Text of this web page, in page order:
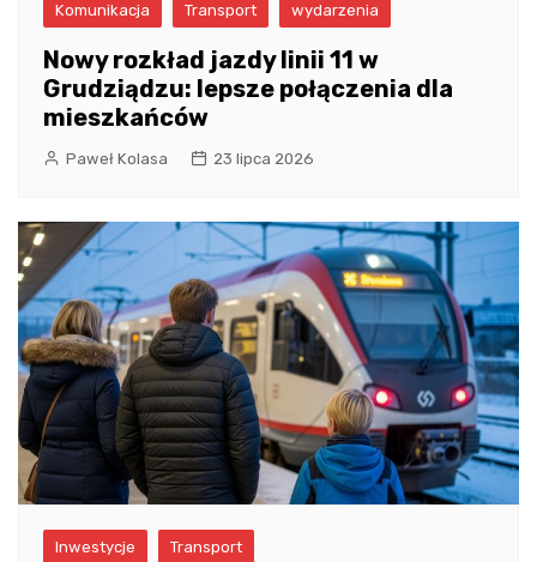
Komunikacja Transport wydarzenia
Nowy rozkład jazdy linii 11 w
Grudziądzu: lepsze połączenia dla
mieszkańców
Paweł Kolasa 23 lipca 2026
Inwestycje Transport